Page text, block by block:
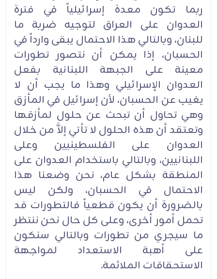
ربما تكون معدة إسرائيلياً في فترة
العدوان على العراق لتوجيه ضربة ما
للبنان، وبالتالي هذا الاحتمال يبقى وارداً في
الحسبان، إذا يمكن أن نتصور تطورات
معينة على الجبهة اللبنانية بفعل
العدوان الإسرائيلي وهذا ما يجب أن لا
يغيب عن الحسبان، لأن إسرائيل في المأزق
وهي تحاول أن تبحث عن حلول لمأزقها
وتعتقد أن هذه الحلول لا تأتي إلاَّ من خلال
العدوان على الفلسطينيين وعلى
اللبنانيين، وبالتالي باستخدام العدوان على
المنطقة بشكل عام، نحن وضعنا هذا
الاحتمال في الحسبان، ولكن ليس
بالضرورة أن يكون قطعياً فالتطورات قد
تحمل أمور أخرى، وعلى كل حال نحن ننتظر
ما سيجري من تطورات وبالتالي سنكون
على أهبة الاستعداد لمواجهة
الاستحقاقات الملائمة.‏